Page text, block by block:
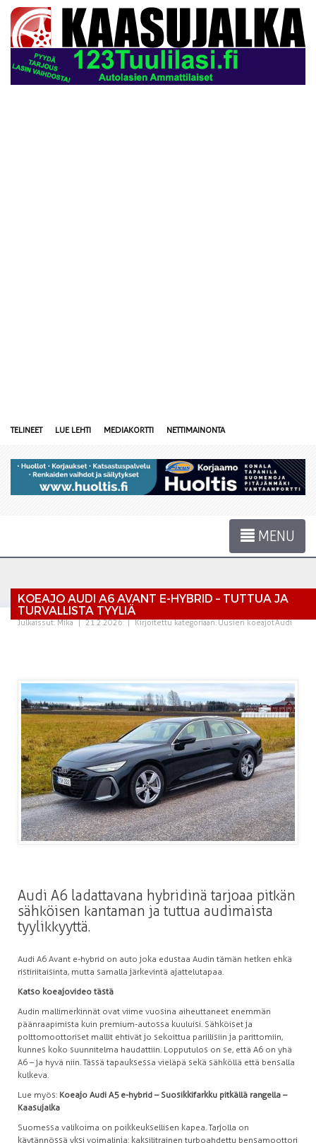
TELINEET LUE LEHTI MEDIAKORTTI NETTIMAINONTA
MENU
KOEAJO AUDI A6 AVANT E-HYBRID – TUTTUA JA
TURVALLISTA TYYLIÄ
Julkaissut:Mika | 21.2.2026 | Kirjoitettu kategoriaan:Uusien koeajotAudi
Audi A6 ladattavana hybridinä tarjoaa pitkän
sähköisen kantaman ja tuttua audimaista
tyylikkyyttä.
Audi A6 Avant e-hybrid on auto joka edustaa Audin tämän hetken ehkä
ristiriitaisinta, mutta samalla järkevintä ajattelutapaa.
Katso koeajovideo tästä
Audin mallimerkinnät ovat viime vuosina aiheuttaneet enemmän
päänraapimista kuin premium-autossa kuuluisi. Sähköiset ja
polttomoottoriset mallit ehtivät jo sekoittua parillisiin ja parittomiin,
kunnes koko suunnitelma haudattiin. Lopputulos on se, että A6 on yhä
A6 – ja hyvä niin. Tässä tapauksessa vieläpä sekä sähköllä että bensalla
kulkeva.
Lue myös: Koeajo Audi A5 e-hybrid – Suosikkifarkku pitkällä rangella –
Kaasujalka
Suomessa valikoima on poikkeuksellisen kapea. Tarjolla on
käytännössä yksi voimalinja: kaksilitrainen turboahdettu bensamoottori